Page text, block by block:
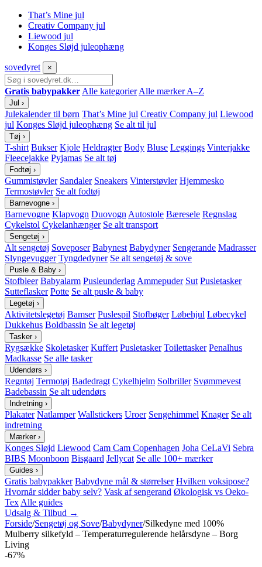
That’s Mine jul
Creativ Company jul
Liewood jul
Konges Sløjd juleophæng
sovedyret ×
Gratis babypakker Alle kategorier Alle mærker A–Z
Jul ›
Julekalender til børn That’s Mine jul Creativ Company jul Liewood
jul Konges Sløjd juleophæng Se alt til jul
Tøj ›
T-shirt Bukser Kjole Heldragter Body Bluse Leggings Vinterjakke
Fleecejakke Pyjamas Se alt tøj
Fodtøj ›
Gummistøvler Sandaler Sneakers Vinterstøvler Hjemmesko
Termostøvler Se alt fodtøj
Barnevogne ›
Barnevogne Klapvogn Duovogn Autostole Bæresele Regnslag
Cykelstol Cykelanhænger Se alt transport
Sengetøj ›
Alt sengetøj Soveposer Babynest Babydyner Sengerande Madrasser
Slyngevugger Tyngdedyner Se alt sengetøj & sove
Pusle & Baby ›
Stofbleer Babyalarm Pusleunderlag Ammepuder Sut Pusletasker
Sutteflasker Potte Se alt pusle & baby
Legetøj ›
Aktivitetslegetøj Bamser Puslespil Stofbøger Løbehjul Løbecykel
Dukkehus Boldbassin Se alt legetøj
Tasker ›
Rygsække Skoletasker Kuffert Pusletasker Toilettasker Penalhus
Madkasse Se alle tasker
Udendørs ›
Regntøj Termotøj Badedragt Cykelhjelm Solbriller Svømmevest
Badebassin Se alt udendørs
Indretning ›
Plakater Natlamper Wallstickers Uroer Sengehimmel Knager Se alt
indretning
Mærker ›
Konges Sløjd Liewood Cam Cam Copenhagen Joha CeLaVi Sebra
BIBS Moonboon Bisgaard Jellycat Se alle 100+ mærker
Guides ›
Gratis babypakker Babydyne mål & størrelser Hvilken voksipose?
Hvornår sidder baby selv? Vask af sengerand Økologisk vs Oeko-
Tex Alle guides
Udsalg & Tilbud →
Forside/Sengetøj og Sove/Babydyner/Silkedyne med 100%
Mulberry silkefyld – Temperaturregulerende helårsdyne – Borg
Living
-67%